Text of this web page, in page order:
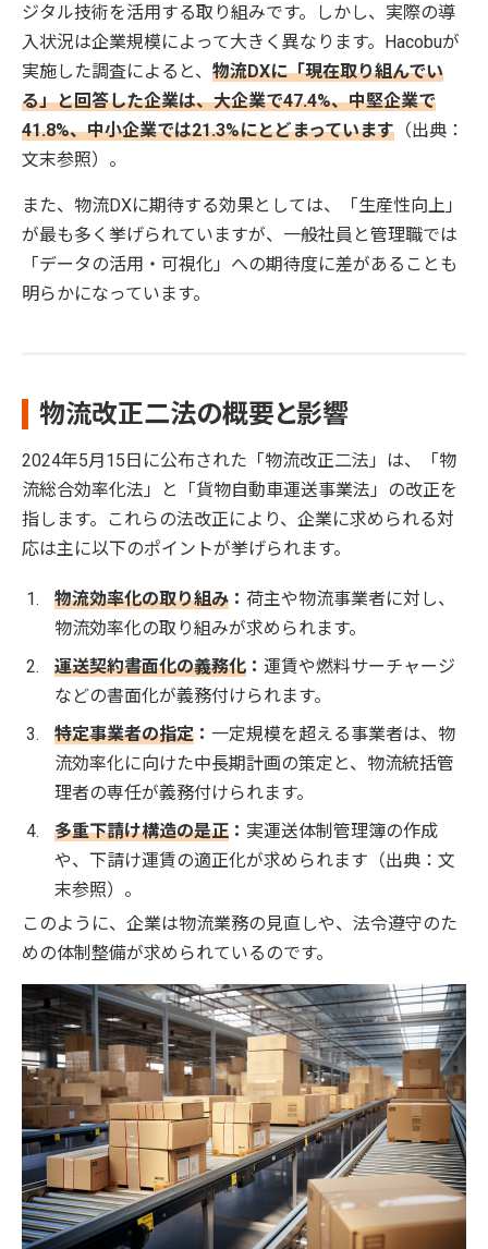
ジタル技術を活用する取り組みです。しかし、実際の導
入状況は企業規模によって大きく異なります。Hacobuが
実施した調査によると、 物流DXに「現在取り組んでい
る」と回答した企業は、大企業で47.4%、中堅企業で
41.8%、中小企業では21.3%にとどまっています （出典：
文末参照）。
また、物流DXに期待する効果としては、「生産性向上」
が最も多く挙げられていますが、一般社員と管理職では
「データの活用・可視化」への期待度に差があることも
明らかになっています。
物流改正二法の概要と影響
2024年5月15日に公布された「物流改正二法」は、「物
流総合効率化法」と「貨物自動車運送事業法」の改正を
指します。これらの法改正により、企業に求められる対
応は主に以下のポイントが挙げられます。
物流効率化の取り組み ： 荷主や物流事業者に対し、
物流効率化の取り組みが求められます。
運送契約書面化の義務化 ： 運賃や燃料サーチャージ
などの書面化が義務付けられます。
特定事業者の指定 ： 一定規模を超える事業者は、物
流効率化に向けた中長期計画の策定と、物流統括管
理者の専任が義務付けられます。
多重下請け構造の是正 ： 実運送体制管理簿の作成
や、下請け運賃の適正化が求められます（出典：文
末参照）。
このように、企業は物流業務の見直しや、法令遵守のた
めの体制整備が求められているのです。